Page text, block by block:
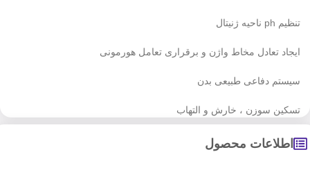
تنظیم ph ناحیه ژنیتال
ایجاد تعادل مخاط واژن و برقراری تعامل هورمونی
سیستم دفاعی طبیعی بدن
تسکین سوزن ، خارش و التهاب
اطلاعات محصول